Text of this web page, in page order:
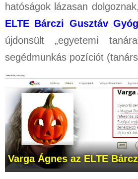
hatóságok lázasan
ELTE Bárczi Gusztáv
újdonsült „egyetemi
segédmunkás pozíciót
Varga Ágnes az ELTE